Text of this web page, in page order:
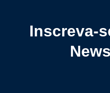
Inscreva-